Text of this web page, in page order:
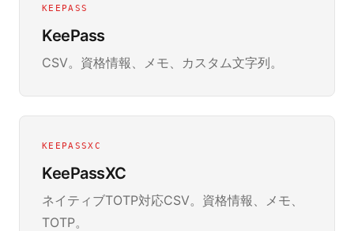
KEEPASS
KeePass
CSV。資格情報、メモ、カスタム文字列。
KEEPASSXC
KeePassXC
ネイティブTOTP対応CSV。資格情報、メモ、
TOTP。